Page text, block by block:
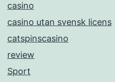
casino
casino utan svensk licens
catspinscasino
review
Sport